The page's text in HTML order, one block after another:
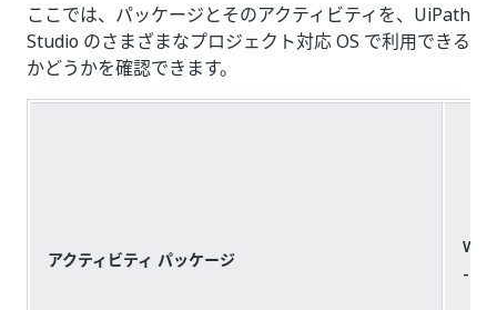
ここでは、パッケージとそのアクティビティを、UiPath
Studio のさまざまなプロジェクト対応 OS で利用できる
かどうかを確認できます。
アクティビティ パッケージ
- レ